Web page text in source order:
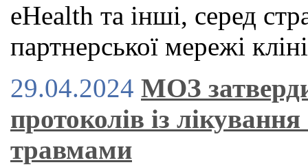
eHealth та інші, серед
партнерської мережі
29.04.2024 МОЗ
протоколів із
травмами